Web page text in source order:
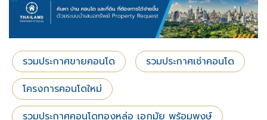
รวมประกาศขายคอนโด
รวมประกาศเช่าคอนโด
โครงการคอนโดใหม่
รวมประกาศคอนโดทองหล่อ เอกมัย พร้อมพงษ์